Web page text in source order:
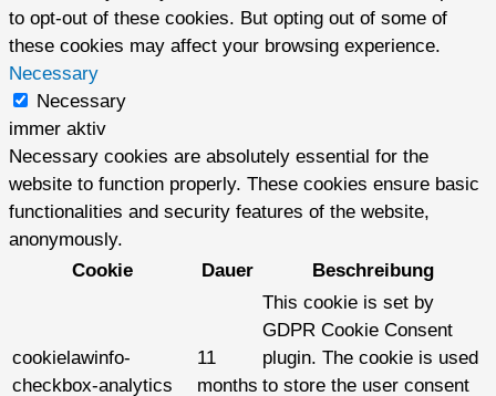
to opt-out of these cookies. But opting out of some of
these cookies may affect your browsing experience.
Necessary
Necessary
immer aktiv
Necessary cookies are absolutely essential for the
website to function properly. These cookies ensure basic
functionalities and security features of the website,
anonymously.
Cookie
Dauer Beschreibung
cookielawinfo-
checkbox-analytics
11
months
This cookie is set by
GDPR Cookie Consent
plugin. The cookie is used
to store the user consent